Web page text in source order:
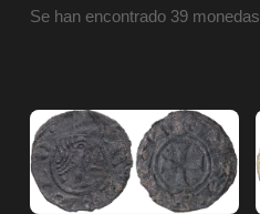
Se han encontrado 39 monedas